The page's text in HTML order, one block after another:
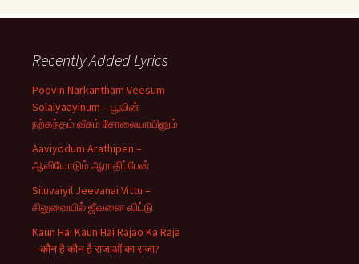
Recently Added Lyrics
Poovin Narkantham Veesum
Solaiyaayinum – பூவின்
நற்கந்தம் வீசும் சோலையாயினும்
Aaviyodum Arathipen –
ஆவியோடும் ஆராதிப்பேன்
Siluvaiyil Jeevanai Vittu –
சிலுவையில் ஜீவனை விட்டு
Kaun Hai Kaun Hai Rajao Ka Raja
– कौन है कौन है राजाओं का राजा?